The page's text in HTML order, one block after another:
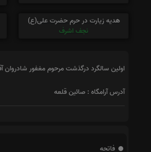
هدیه زیارت در حرم حضرت علی(ع)
نجف اشرف
اولین سالگرد درگذشت مرحوم مغفور شادروان
آدرس آرامگاه : صائین قلعه
فاتحه